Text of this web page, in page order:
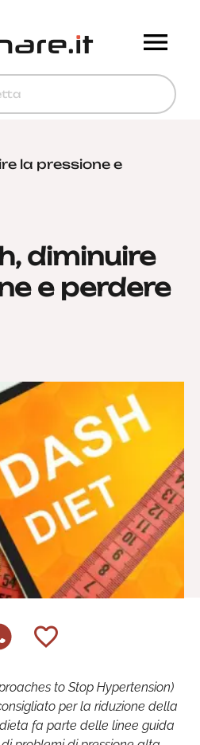
la pressione e
diminuire
e perdere
to Stop Hypertension)
per la riduzione della
fa parte delle linee guida